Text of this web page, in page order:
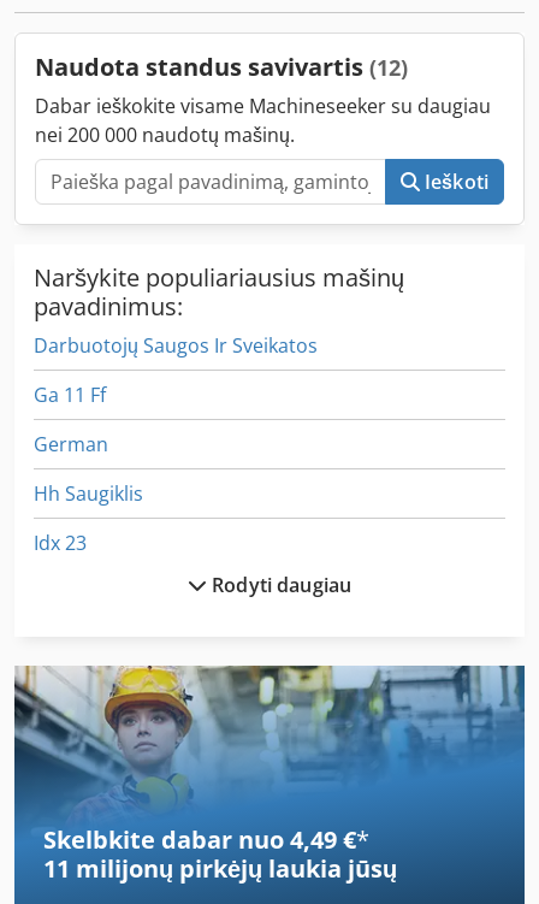
Naudota standus savivartis (12)
Dabar ieškokite visame Machineseeker su daugiau
nei 200 000 naudotų mašinų.
Ieškoti
Naršykite populiariausius mašinų
pavadinimus:
Darbuotojų Saugos Ir Sveikatos
Ga 11 Ff
German
Hh Saugiklis
Idx 23
Kaip Susisiekti Su Mašina
Kaip Susisiekti Su Šlifavimo Staklės
Kova Su Voleliu Pjoviklis
Kėlimo Savivartis
Kėlimo Stalas Su Ritininiai Konvejeriai
Laikiklis Su Velenu
Rodyti daugiau
Skelbkite dabar nuo 4,49 €*
11 milijonų pirkėjų laukia jūsų